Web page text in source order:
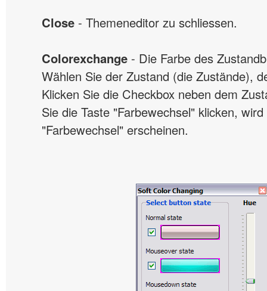
Close - Themeneditor zu schliessen.
Colorexchange - Die Farbe des
Wählen Sie der Zustand (die Zustände),
Klicken Sie die Checkbox neben dem
Sie die Taste "Farbewechsel" klicken,
"Farbewechsel" erscheinen.